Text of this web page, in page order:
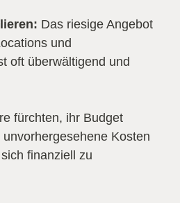
Das riesige Angebot
und
oft überwältigend und
fürchten, ihr Budget
Kosten
finanziell zu